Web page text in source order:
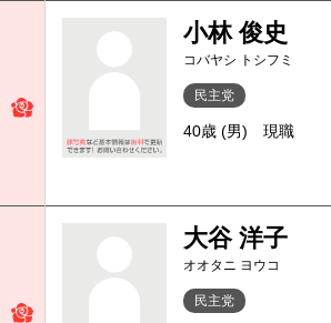
小林 俊史
コバヤシ トシフミ
民主党
40歳 (男) 現職
大谷 洋子
オオタニ ヨウコ
民主党